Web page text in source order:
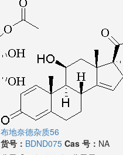
布地奈德杂质56
货号： BDND075 Cas 号： NA